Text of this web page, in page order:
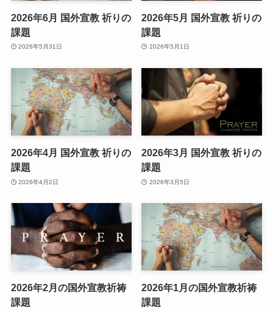
2026年6月 国外宣教 祈りの
課題
2026年5月31日
2026年5月 国外宣教 祈りの
課題
2026年5月1日
2026年4月 国外宣教 祈りの
課題
2026年4月2日
2026年3月 国外宣教 祈りの
課題
2026年3月5日
2026年2月の国外宣教祈祷
課題
2026年1月の国外宣教祈祷
課題